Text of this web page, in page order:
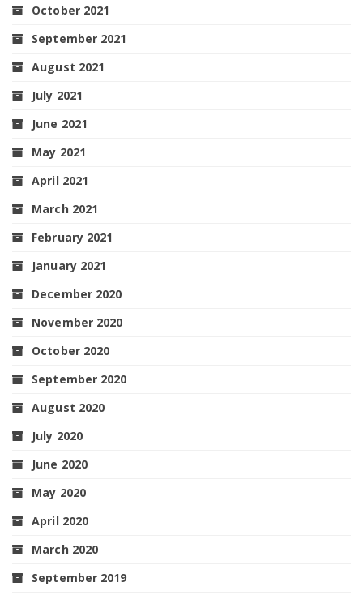
October 2021
September 2021
August 2021
July 2021
June 2021
May 2021
April 2021
March 2021
February 2021
January 2021
December 2020
November 2020
October 2020
September 2020
August 2020
July 2020
June 2020
May 2020
April 2020
March 2020
September 2019